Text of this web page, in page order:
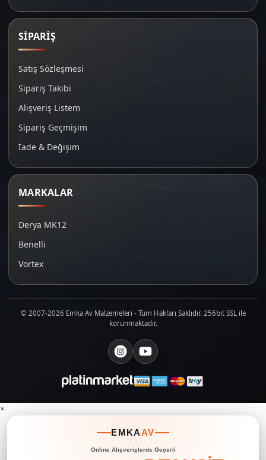
SİPARİŞ
Satış Sözleşmesi
Sipariş Takibi
Alışveriş Listem
Sipariş Geçmişim
İade & Değişim
MARKALAR
Derya MK12
Benelli
Vortex
© 2007-2026 Emka Av Malzemeleri - Tüm Hakları Saklıdır. 256bit SSL ile
korunmaktadır.
×
EMKAAV
Online Alışverişlerde Geçerli